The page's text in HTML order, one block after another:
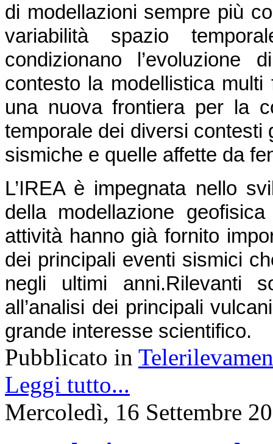
di modellazioni sempre più
variabilità spazio
condizionano
contesto la modellistica
una nuova frontiera per la
temporale dei diversi contesti
sismiche e quelle affette da
L’IREA è impegnata nello
della modellazione
attività hanno già fornito
dei principali eventi sismici
negli ultimi anni.Rilevanti
all’analisi dei principali
grande interesse scientifico.
Pubblicato in
Leggi tutto...
Mercoledì, 16 Settembre